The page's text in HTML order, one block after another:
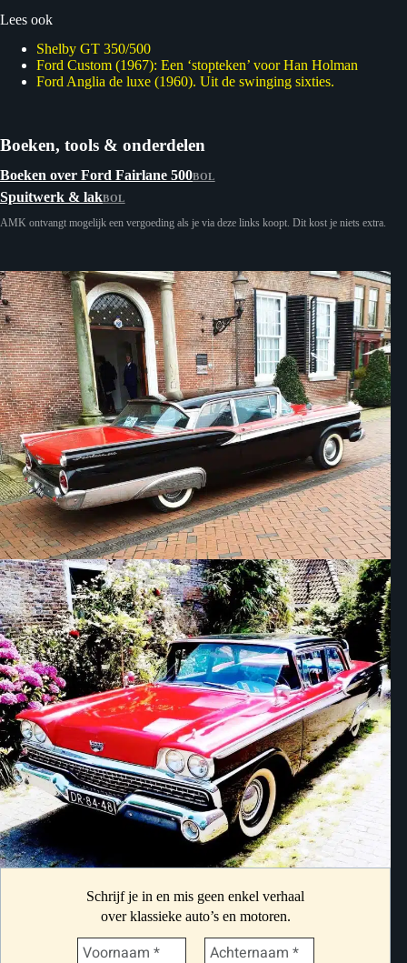
Lees ook
Shelby GT 350/500
Ford Custom (1967): Een ‘stopteken’ voor Han Holman
Ford Anglia de luxe (1960). Uit de swinging sixties.
Boeken, tools & onderdelen
Boeken over Ford Fairlane 500BOL
Spuitwerk & lakBOL
AMK ontvangt mogelijk een vergoeding als je via deze links koopt. Dit kost je niets extra.
Schrijf je in en mis geen enkel verhaal
over klassieke auto’s en motoren.